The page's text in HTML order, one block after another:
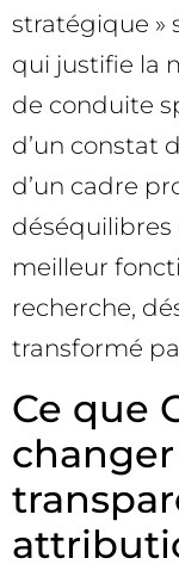
stratégique »
qui justifie la
de conduite
d’un constat
d’un cadre
meilleur
recherche,
transformé
Ce que